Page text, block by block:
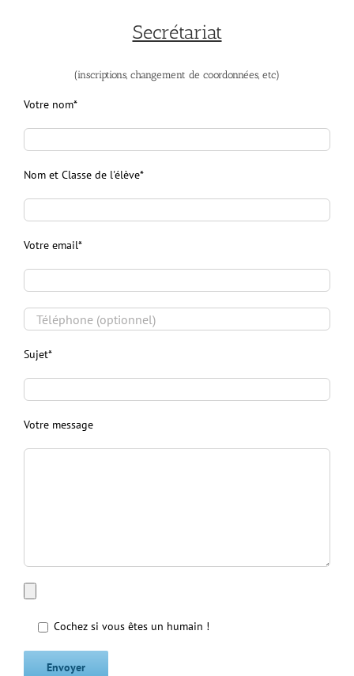
Secrétariat
(inscriptions, changement de coordonnées, etc)
Votre nom*
Nom et Classe de l'élève*
Votre email*
Sujet*
Votre message
Cochez si vous êtes un humain !